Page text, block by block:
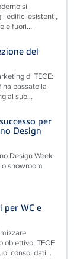
si
edifici esistenti,
e fuori...
del
di TECE:
passato la
al suo...
per
Design
Design Week
showroom
WC e
obiettivo, TECE
consolidati...